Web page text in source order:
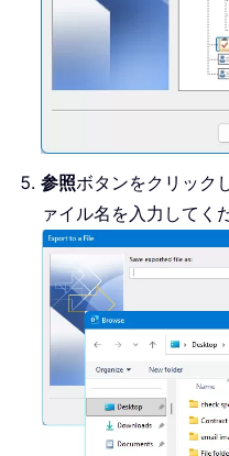
参照ボタンをクリック
ァイル名を入力してく